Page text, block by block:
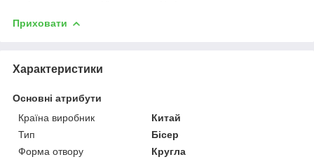
Приховати
Характеристики
Основні атрибути
Країна виробник
Китай
Тип
Бісер
Форма отвору
Кругла